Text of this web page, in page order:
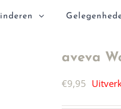
aveva
€9,95